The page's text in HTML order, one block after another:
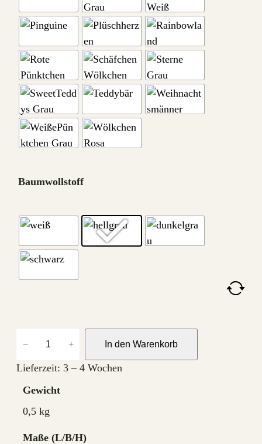
Baumwollstoff
n
m
− + In den Warenkorb
Lieferzeit: 3 – 4 Wochen
Gewicht
0,5 kg
Maße